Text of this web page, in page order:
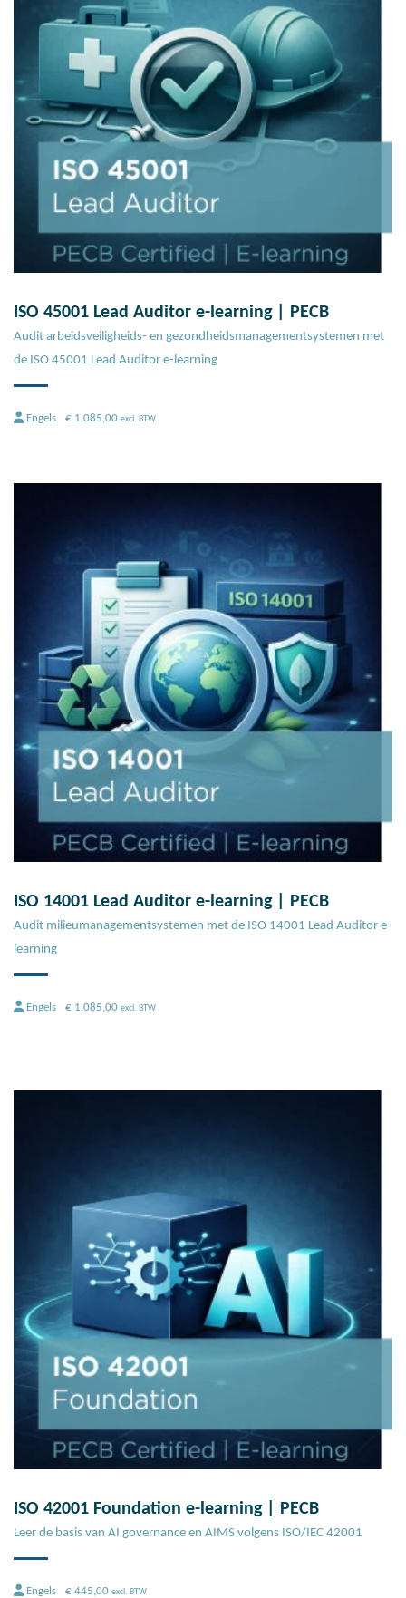
ISO 45001 Lead Auditor e-learning | PECB
Audit arbeidsveiligheids- en gezondheidsmanagementsystemen met
de ISO 45001 Lead Auditor e-learning
Engels € 1.085,00 excl. BTW
ISO 14001 Lead Auditor e-learning | PECB
Audit milieumanagementsystemen met de ISO 14001 Lead Auditor e-
learning
Engels € 1.085,00 excl. BTW
ISO 42001 Foundation e-learning | PECB
Leer de basis van AI governance en AIMS volgens ISO/IEC 42001
Engels € 445,00 excl. BTW